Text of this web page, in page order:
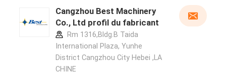
Cangzhou Best Machinery
Co., Ltd profil du fabricant
Rm 1316,Bldg.B Taida
International Plaza, Yunhe
District Cangzhou City Hebei ,LA
CHINE